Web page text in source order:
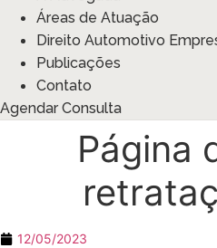
Áreas de Atuação
Direito Automotivo
Publicações
Contato
Agendar Consulta
Página
12/05/2023